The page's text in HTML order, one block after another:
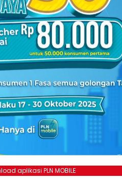
aplikasi PLN MOBILE